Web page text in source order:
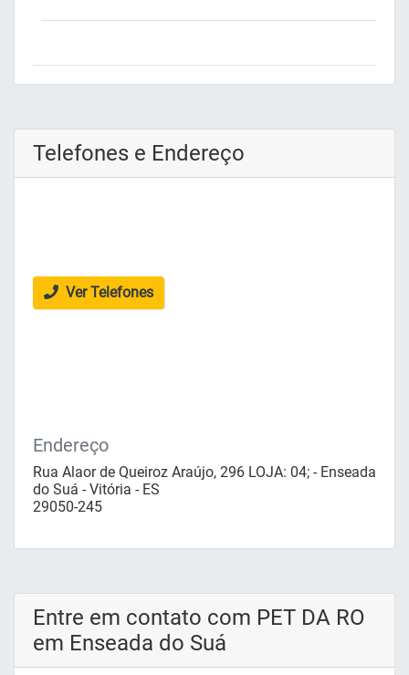
Telefones e Endereço
Ver Telefones
Endereço
Rua Alaor de Queiroz Araújo, 296 LOJA: 04; - Enseada
do Suá - Vitória - ES
29050-245
Entre em contato com PET DA RO
em Enseada do Suá